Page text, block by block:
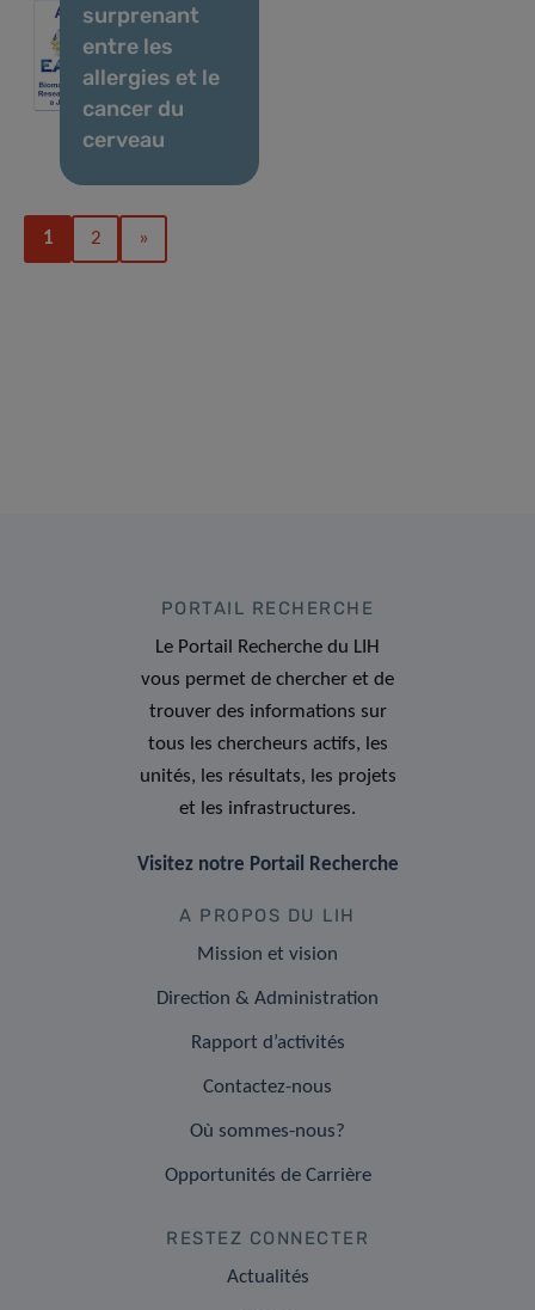
surprenant
entre les
allergies et le
cancer du
cerveau
1 2 »
PORTAIL RECHERCHE
Le Portail Recherche du LIH
vous permet de chercher et de
trouver des informations sur
tous les chercheurs actifs, les
unités, les résultats, les projets
et les infrastructures.
Visitez notre Portail Recherche
A PROPOS DU LIH
Mission et vision
Direction & Administration
Rapport d’activités
Contactez-nous
Où sommes-nous?
Opportunités de Carrière
RESTEZ CONNECTER
Actualités